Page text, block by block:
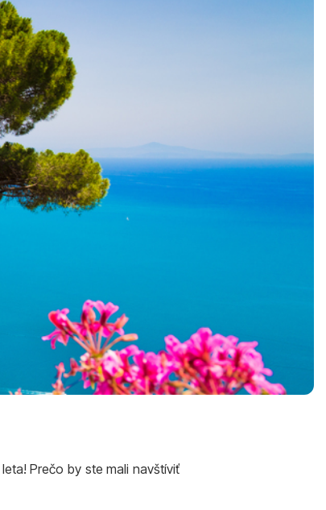
leta!Prečo by ste mali navštíviť